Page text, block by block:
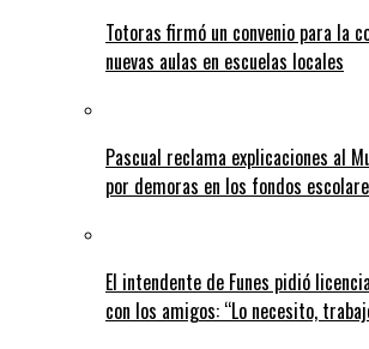
Totoras firmó un convenio para la
nuevas aulas en escuelas locales
Pascual reclama explicaciones al
por demoras en los fondos
El intendente de Funes pidió
con los amigos: “Lo necesito,